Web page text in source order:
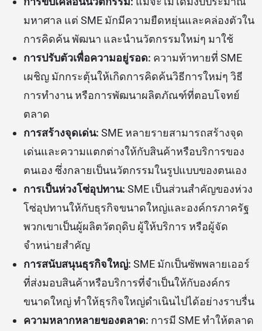
มหาศาล แต่ SME มักมีความยืดหยุ่นและคล่องตัวใน
การคิดค้น พัฒนา และนำนวัตกรรมใหม่ๆ มาใช้
การปรับตัวเพื่อความอยู่รอด: ความท้าทายที่ SME
เผชิญ มักกระตุ้นให้เกิดการคิดค้นวิธีการใหม่ๆ วิธี
การทำงาน หรือการพัฒนาผลิตภัณฑ์ที่ตอบโจทย์
ตลาด
การสร้างจุดเด่น: SME หลายรายสามารถสร้างจุด
เด่นและความแตกต่างให้กับสินค้าหรือบริการของ
ตนเอง ซึ่งกลายเป็นนวัตกรรมในรูปแบบของตนเอง
การเป็นห่วงโซ่อุปทาน: SME เป็นส่วนสำคัญของห่วง
โซ่อุปทานให้กับธุรกิจขนาดใหญ่และองค์กรภาครัฐ
พวกเขาเป็นผู้ผลิตวัตถุดิบ ผู้ให้บริการ หรือผู้จัด
จำหน่ายสำคัญ
การสนับสนุนธุรกิจใหญ่: SME มักเป็นซัพพลายเออร์
ที่ส่งมอบสินค้าหรือบริการที่จำเป็นให้กับองค์กร
ขนาดใหญ่ ทำให้ธุรกิจใหญ่ดำเนินไปได้อย่างราบรื่น
ความหลากหลายของตลาด: การมี SME ทำให้ตลาด